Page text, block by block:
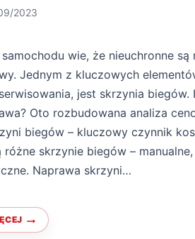
2023
samochodu wie, że nieuchronne są
Jednym z kluczowych
jest skrzynia biegów.
Oto rozbudowana analiza
biegów – kluczowy czynnik
różne skrzynie biegów –
Naprawa skrzyni…